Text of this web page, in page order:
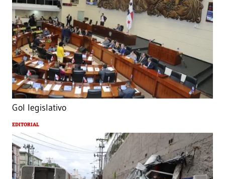
Gol legislativo
EDITORIAL